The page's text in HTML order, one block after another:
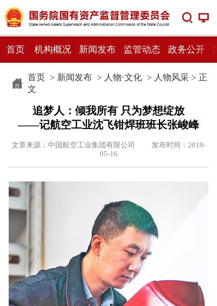
首页 机构概况 新闻发布 监管动态 政务公开
首页> 新闻发布> 人物·文化> 人物风采> 正
文
追梦人：倾我所有 只为梦想绽放
——记航空工业沈飞钳焊班班长张峻峰
文章来源：中国航空工业集团有限公司 发布时间：2019-
05-16